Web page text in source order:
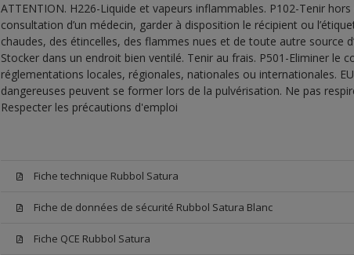
ATTENTION. H226-Liquide et vapeurs inflammables. P102-Tenir
consultation d’un médecin, garder à disposition le récipient ou
chaudes, des étincelles, des flammes nues et de toute autre source
Stocker dans un endroit bien ventilé. Tenir au frais. P501-Eliminer le
réglementations locales, régionales, nationales ou internationales.
dangereuses peuvent se former lors de la pulvérisation. Ne pas
Respecter les précautions d'emploi
Fiche technique Rubbol Satura
Fiche de données de sécurité Rubbol Satura Blanc
Fiche QCE Rubbol Satura